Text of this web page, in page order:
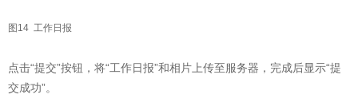
图14 工作日报
点击“提交”按钮，将“工作日报”和相片上传至服务器，完成后显示“提
交成功”。